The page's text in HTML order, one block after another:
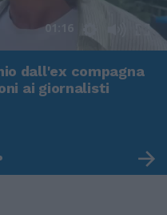
01:16
dall'ex compagna
ai giornalisti